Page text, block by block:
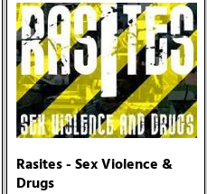
Rasites - Sex Violence &
Drugs